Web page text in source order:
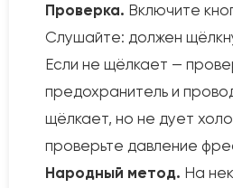
Проверка. Включите
Слушайте: должен
Если не щёлкает —
предохранитель и
щёлкает, но не дует
проверьте давление
Народный метод. На